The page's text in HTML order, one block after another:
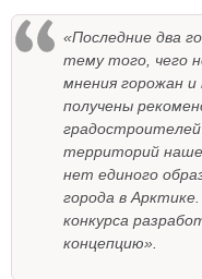
«Последние два
тему того, чего
мнения горожан и
получены
градостроителей
территорий
нет единого
города в
конкурса
концепцию».